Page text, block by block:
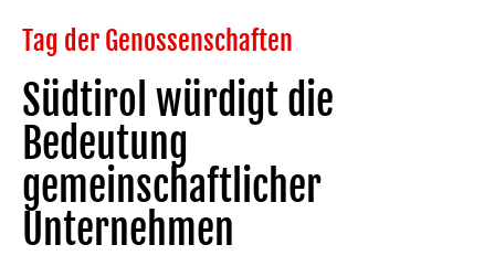
Tag der Genossenschaften
Südtirol würdigt die
Bedeutung
gemeinschaftlicher
Unternehmen